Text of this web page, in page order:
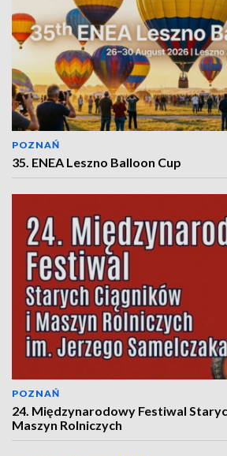
POZNAŃ
35. ENEA Leszno Balloon Cup
POZNAŃ
24. Międzynarodowy Festiwal
Maszyn Rolniczych